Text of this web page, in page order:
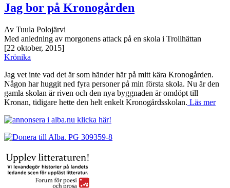
Jag bor på Kronogården
Av Tuula Polojärvi
Med anledning av morgonens attack på en skola i Trollhättan
[22 oktober, 2015]
Krönika
Jag vet inte vad det är som händer här på mitt kära Kronogården.
Någon har huggit ned fyra personer på min första skola. Nu är den
gamla skolan är riven och den nya byggnaden är omdöpt till
Kronan, tidigare hette den helt enkelt Kronogårdsskolan. Läs mer